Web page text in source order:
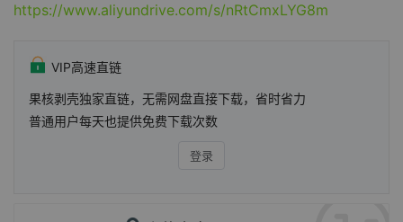
https://www.aliyundrive.com/s/nRtCmxLYG8m
VIP高速直链
果核剥壳独家直链，无需网盘直接下载，省时省力
普通用户每天也提供免费下载次数
登录